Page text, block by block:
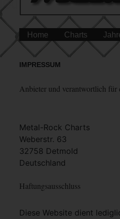
Home Charts
IMPRESSUM
Anbieter und verantwortlich für
Metal-Rock Charts
Weberstr. 63
32758 Detmold
Deutschland
Haftungsausschluss
Diese Website dient